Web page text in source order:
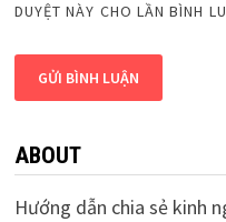
DUYỆT NÀY CHO LẦN BÌNH
ABOUT
Hướng dẫn chia sẻ kinh